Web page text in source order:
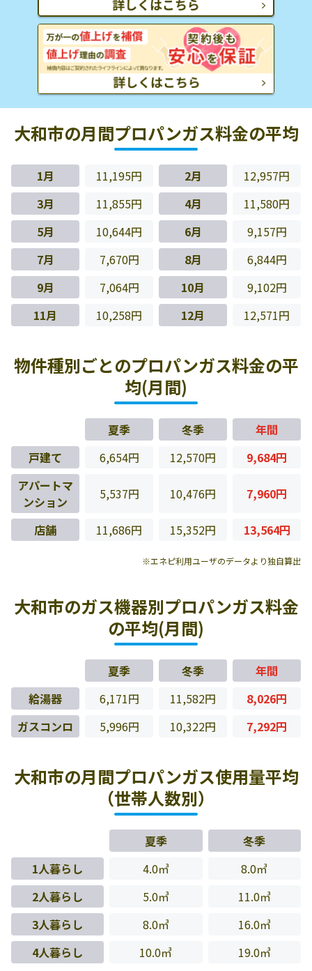
大和市の月間プロパンガス料金の平均
1月 11,195円 2月
12,957円
3月
11,855円 4月
11,580円
5月
10,644円 6月
9,157円
7月
7,670円 8月
6,844円
9月
7,064円 10月
9,102円
11月
10,258円 12月 12,571円
物件種別ごとのプロパンガス料金の平
均(月間)
夏季 冬季
年間
戸建て
6,654円 12,570円
9,684円
アパートマ
ンション
5,537円 10,476円 7,960円
店舗 11,686円 15,352円 13,564円
※エネピ利用ユーザのデータより独自算出
大和市のガス機器別プロパンガス料金
の平均(月間)
夏季 冬季
年間
給湯器
6,171円 11,582円
8,026円
ガスコンロ
5,996円 10,322円 7,292円
大和市の月間プロパンガス使用量平均
（世帯人数別）
夏季
冬季
1人暮らし
4.0㎥
8.0㎥
2人暮らし
5.0㎥
11.0㎥
3人暮らし
8.0㎥
16.0㎥
4人暮らし
10.0㎥ 19.0㎥